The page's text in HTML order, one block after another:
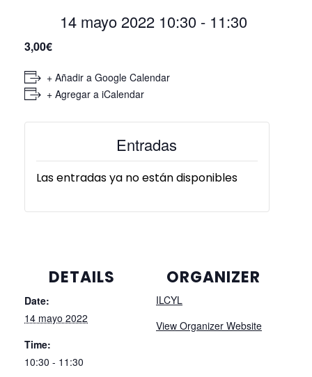
14 mayo 2022 10:30- 11:30
3,00€
+ Añadir a Google Calendar
+ Agregar a iCalendar
DETAILS
Date:
14 mayo 2022
Time:
10:30 - 11:30
ORGANIZER
ILCYL
View Organizer Website
Entradas
Las entradas ya no están disponibles